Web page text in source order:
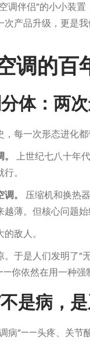
调伴侣”的小小装
产品升级，更是
调的百
分体：两
每一次形态进化
上世纪七八十年
。
。
压缩机和换热
薄。但核心问题
敌人。
于是人们发明了”
你依然在用一种强
不是病，
病”——头疼、关